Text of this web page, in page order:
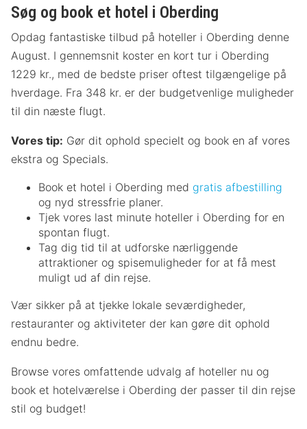
Søg og book et hotel i Oberding
Opdag fantastiske tilbud på hoteller i Oberding denne
August. I gennemsnit koster en kort tur i Oberding
1229 kr., med de bedste priser oftest tilgængelige på
hverdage. Fra 348 kr. er der budgetvenlige muligheder
til din næste flugt.
Vores tip: Gør dit ophold specielt og book en af vores
ekstra og Specials.
Book et hotel i Oberding med gratis afbestilling
og nyd stressfrie planer.
Tjek vores last minute hoteller i Oberding for en
spontan flugt.
Tag dig tid til at udforske nærliggende
attraktioner og spisemuligheder for at få mest
muligt ud af din rejse.
Vær sikker på at tjekke lokale seværdigheder,
restauranter og aktiviteter der kan gøre dit ophold
endnu bedre.
Browse vores omfattende udvalg af hoteller nu og
book et hotelværelse i Oberding der passer til din rejse
stil og budget!